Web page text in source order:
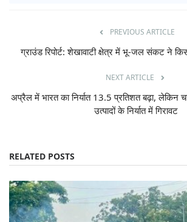
PREVIOUS ARTICLE
ग्राउंड रिपोर्ट: शेखावाटी क्षेत्र में भू-जल संकट ने
NEXT ARTICLE
अप्रैल में भारत का निर्यात 13.5 प्रतिशत बढ़ा, लेकिन
उत्पादों के निर्यात में गिरावट
RELATED POSTS